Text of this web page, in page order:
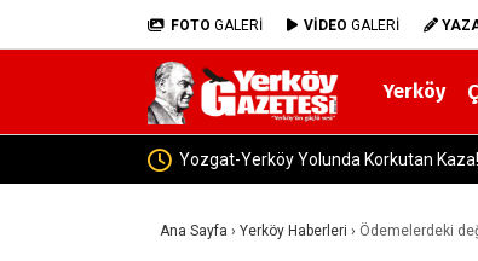
FOTO GALERİ VİDEO GALERİ
Yerköy
Yerköy’de 2026-2027 Eğitim Yılı
Ana Sayfa › Yerköy Haberleri › Ödemelerdeki